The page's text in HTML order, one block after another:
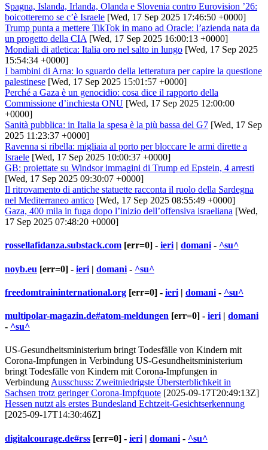
Spagna, Islanda, Irlanda, Olanda e Slovenia contro Eurovision ’26:
boicotteremo se c’è Israele [Wed, 17 Sep 2025 17:46:50 +0000]
Trump punta a mettere TikTok in mano ad Oracle: l’azienda nata da
un progetto della CIA [Wed, 17 Sep 2025 16:00:13 +0000]
Mondiali di atletica: Italia oro nel salto in lungo [Wed, 17 Sep 2025
15:54:34 +0000]
I bambini di Arna: lo sguardo della letteratura per capire la questione
palestinese [Wed, 17 Sep 2025 15:01:57 +0000]
Perché a Gaza è un genocidio: cosa dice il rapporto della
Commissione d’inchiesta ONU [Wed, 17 Sep 2025 12:00:00
+0000]
Sanità pubblica: in Italia la spesa è la più bassa del G7 [Wed, 17 Sep
2025 11:23:37 +0000]
Ravenna si ribella: migliaia al porto per bloccare le armi dirette a
Israele [Wed, 17 Sep 2025 10:00:37 +0000]
GB: proiettate su Windsor immagini di Trump ed Epstein, 4 arresti
[Wed, 17 Sep 2025 09:30:07 +0000]
Il ritrovamento di antiche statuette racconta il ruolo della Sardegna
nel Mediterraneo antico [Wed, 17 Sep 2025 08:55:49 +0000]
Gaza, 400 mila in fuga dopo l’inizio dell’offensiva israeliana [Wed,
17 Sep 2025 07:48:20 +0000]
rossellafidanza.substack.com [err=0] - ieri | domani - ^su^
noyb.eu [err=0] - ieri | domani - ^su^
freedomtraininternational.org [err=0] - ieri | domani - ^su^
multipolar-magazin.de#atom-meldungen [err=0] - ieri | domani
- ^su^
US-Gesundheitsministerium bringt Todesfälle von Kindern mit
Corona-Impfungen in Verbindung US-Gesundheitsministerium
bringt Todesfälle von Kindern mit Corona-Impfungen in
Verbindung Ausschuss: Zweitniedrigste Übersterblichkeit in
Sachsen trotz geringer Corona-Impfquote [2025-09-17T20:49:13Z]
Hessen nutzt als erstes Bundesland Echtzeit-Gesichtserkennung
[2025-09-17T14:30:46Z]
digitalcourage.de#rss [err=0] - ieri | domani - ^su^